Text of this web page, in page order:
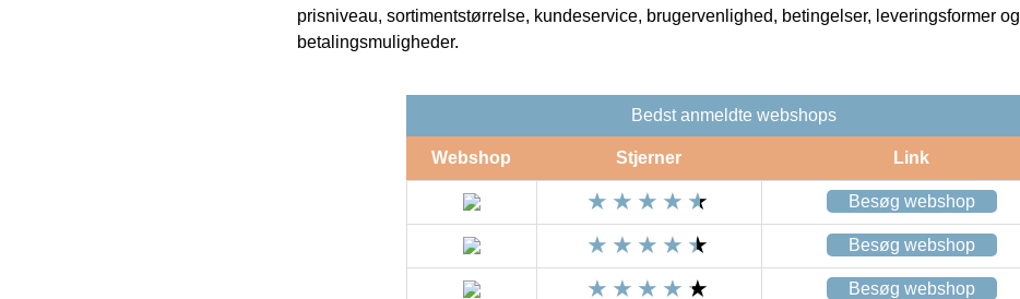
prisniveau, sortimentstørrelse, kundeservice, brugervenlighed, betingelser, leveringsformer og
betalingsmuligheder.
Bedst anmeldte webshops
Webshop Stjerner Link
Besøg webshop
Besøg webshop
Besøg webshop